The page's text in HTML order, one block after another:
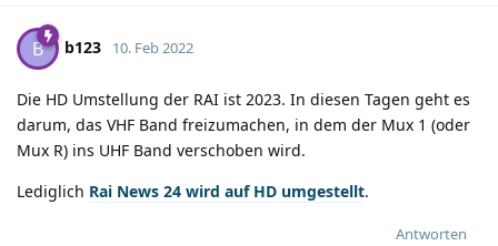
B b123 10. Feb 2022
Die HD Umstellung der RAI ist 2023. In diesen Tagen geht es
darum, das VHF Band freizumachen, in dem der Mux 1 (oder
Mux R) ins UHF Band verschoben wird.
Lediglich Rai News 24 wird auf HD umgestellt.
Antworten